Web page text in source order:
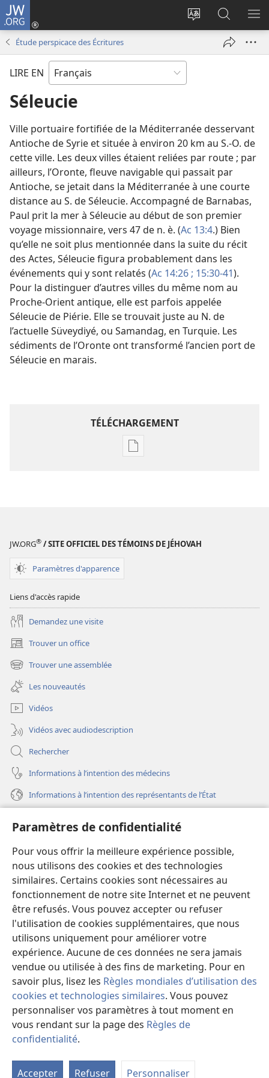
Paramètres de confidentialité
Pour vous offrir la meilleure expérience possible,
nous utilisons des cookies et des technologies
similaires. Certains cookies sont nécessaires au
fonctionnement de notre site Internet et ne peuvent
être refusés. Vous pouvez accepter ou refuser
l'utilisation de cookies supplémentaires, que nous
utilisons uniquement pour améliorer votre
expérience. Aucune de ces données ne sera jamais
vendue ou utilisée à des fins de marketing. Pour en
savoir plus, lisez les Règles mondiales d’utilisation des
cookies et technologies similaires. Vous pouvez
personnaliser vos paramètres à tout moment en
vous rendant sur la page des Règles de
confidentialité.
Accepter Refuser Personnaliser
JW.ORG
Changer
langue
Se
connecter
nouvelle
sur
JW.ORG
Étude perspicace des Écritures
LIRE EN
Séleucie
Ville portuaire fortifiée de la Méditerranée desservant
Antioche de Syrie et située à environ 20 km au S.-O. de
cette ville. Les deux villes étaient reliées par route ; par
ailleurs, l’Oronte, fleuve navigable qui passait par
Antioche, se jetait dans la Méditerranée à une courte
distance au S. de Séleucie. Accompagné de Barnabas,
Paul prit la mer à Séleucie au début de son premier
voyage missionnaire, vers 47 de n. è. (Ac 13:4.) Bien
qu’elle ne soit plus mentionnée dans la suite du récit
des Actes, Séleucie figura probablement dans les
événements qui y sont relatés (Ac 14:26 ; 15:30-41).
Pour la distinguer d’autres villes du même nom au
Proche-Orient antique, elle est parfois appelée
Séleucie de Piérie. Elle se trouvait juste au N. de
l’actuelle Süveydiyé, ou Samandag, en Turquie. Les
sédiments de l’Oronte ont transformé l’ancien port de
Séleucie en marais.
TÉLÉCHARGEMENT
Options
Étude
JW.ORG® / SITE OFFICIEL DES TÉMOINS DE JÉHOVAH
Paramètres d'apparence
Liens d'accès rapide
Demandez une visite
Trouver un office
(ouvre
une
nouvelle
fenêtre)
Trouver une assemblée
(ouvre
une
nouvelle
fenêtre)
Les nouveautés
Vidéos
Vidéos avec audiodescription
Rechercher
Informations à l’intention des médecins
Informations à l’intention des représentants de l’État
(ouvre
une
nouvelle
fenêtre)
Bibliothèque en ligne
(ouvre
une
nouvelle
fenêtre)
JW Hub®
(ouvre
une
nouvelle
fenêtre)
JW Library
Watchtower Library
Copyright© 2026 Watch Tower Bible and Tract Society of Pennsylvania.
CONDITIONS D’UTILISATION
PARAMÈTRES DE CONFIDENTIALITÉ